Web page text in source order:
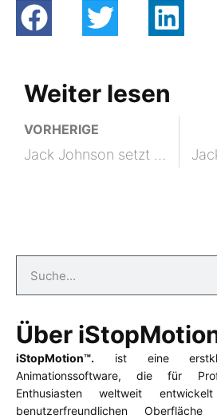
Weiter lesen
VORHERIGE
Jack Johnson setzt iStopMotion ein
Über
iStopMotion™. ist eine
Animationssoftware, die für
Enthusiasten weltweit
benutzerfreundlichen